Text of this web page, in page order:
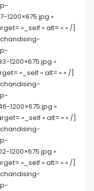
1200×675.jpg »
»_self » alt= » » /]
1200×675.jpg »
»_self » alt= » » /]
1200×675.jpg »
»_self » alt= » » /]
1200×675.jpg »
»_self » alt= » » /]